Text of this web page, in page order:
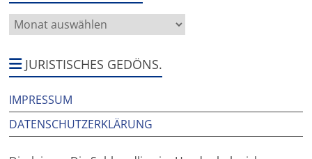
Was
früher
warJURISTISCHES GEDÖNS.
IMPRESSUM
DATENSCHUTZERKLÄRUNG